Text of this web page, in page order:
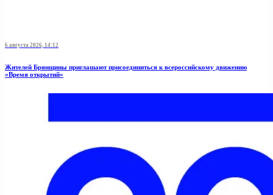
6 августа 2026, 14:12
Жителей Брянщины приглашают присоединиться к всероссийскому движению
«Время открытий»